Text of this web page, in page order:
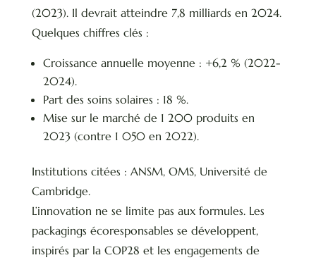
(2023). Il devrait atteindre 7,8 milliards en 2024.
Quelques chiffres clés :
Croissance annuelle moyenne : +6,2 % (2022-
2024).
Part des soins solaires : 18 %.
Mise sur le marché de 1 200 produits en
2023 (contre 1 050 en 2022).
Institutions citées : ANSM, OMS, Université de
Cambridge.
L’innovation ne se limite pas aux formules. Les
packagings écoresponsables se développent,
inspirés par la COP28 et les engagements de